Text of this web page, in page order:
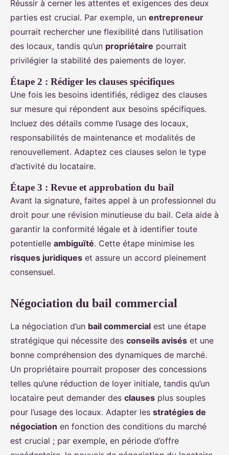
Réussir à cerner les attentes et exigences des deux
parties est crucial. Par exemple, un entrepreneur
pourrait rechercher une flexibilité dans l’utilisation
des locaux, tandis qu’un propriétaire pourrait
privilégier la stabilité des paiements de loyer.
Étape 2 : Rédiger les clauses spécifiques
Une fois les besoins identifiés, rédigez des clauses
sur mesure qui répondent aux besoins spécifiques.
Incluez des détails comme l’usage des locaux,
responsabilités de maintenance et modalités de
renouvellement. Adaptez ces clauses selon le type
d’activité du locataire.
Étape 3 : Revue et approbation du bail
Avant la signature, faites appel à un professionnel du
droit pour une révision minutieuse du bail. Cela aide à
garantir la conformité légale et à identifier toute
potentielle ambiguïté. Cette étape minimise les
risques juridiques et assure un accord pleinement
consensuel.
Négociation du bail commercial
La négociation d’un bail commercial est une étape
stratégique qui nécessite des conseils avisés et une
bonne compréhension des dynamiques de marché.
Un propriétaire pourrait proposer des concessions
telles qu’une réduction de loyer initiale, tandis qu’un
locataire peut demander des clauses plus souples
pour l’usage des locaux. Adapter les stratégies de
négociation en fonction des conditions du marché
est crucial ; par exemple, en période d’offre